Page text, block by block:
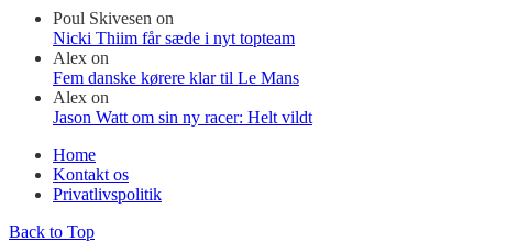
Poul Skivesen on
Nicki Thiim får sæde i nyt topteam
Alex on
Fem danske kørere klar til Le Mans
Alex on
Jason Watt om sin ny racer: Helt vildt
Home
Kontakt os
Privatlivspolitik
Back to Top